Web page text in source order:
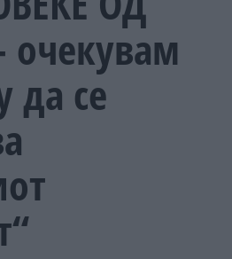
очекувам
да се